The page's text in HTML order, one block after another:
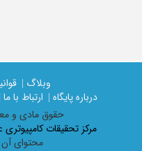
وبلاگ |
درباره پایگاه |
ارتباط با ما |
حقوق مادی و
مرکز تحقیقات کامپیوتری
محتوای آن